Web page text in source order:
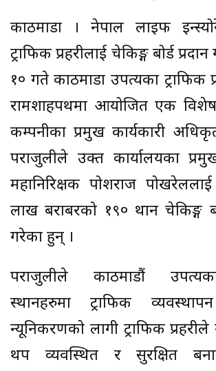
काठमाडौँ । नेपाल लाइफ
ट्राफिक प्रहरीलाई चेकिङ्ग बोर्ड
१० गते काठमाडौँ उपत्यका ट्राफिक
रामशाहपथमा आयोजित एक
कम्पनीका प्रमुख कार्यकारी
पराजुलीले उक्त कार्यालयका
महानिरिक्षक पोशराज
लाख बराबरको १९० थान चेकिङ्ग
गरेका हुन् ।
पराजुलीले काठमाडौं
स्थानहरुमा ट्राफिक
न्यूनिकरणको लागी ट्राफिक प्रहरीले
थप व्यवस्थित र सुरक्षित